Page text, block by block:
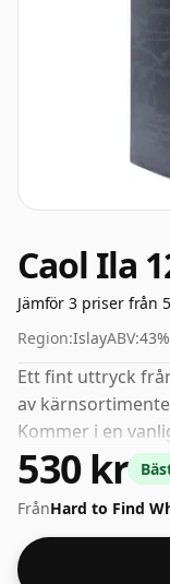
Caol Ila
Jämför 3 priser från
Region:IslayABV:43%
Ett fint uttryck
av
Kommer i en
hälsosamt ABV på
530 kr
FrånHard to Find